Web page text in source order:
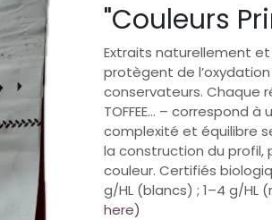
"Couleurs
Extraits naturellement
protègent de
conservateurs. Chaque
TOFFEE… – correspond
complexité et équilibre
la construction du
couleur. Certifiés
g/HL (blancs) ; 1–4 g/
here)